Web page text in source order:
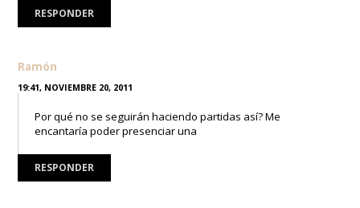
RESPONDER
Ramón
19:41, NOVIEMBRE 20, 2011
Por qué no se seguirán haciendo partidas así? Me
encantaría poder presenciar una
RESPONDER